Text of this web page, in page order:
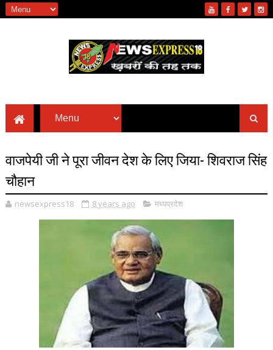
वाजपेयी जी ने पूरा जीवन देश के लिए जिया- शिवराज सिंह
चौहान
newsexpress18 8 years ago मध्यप्रदेश